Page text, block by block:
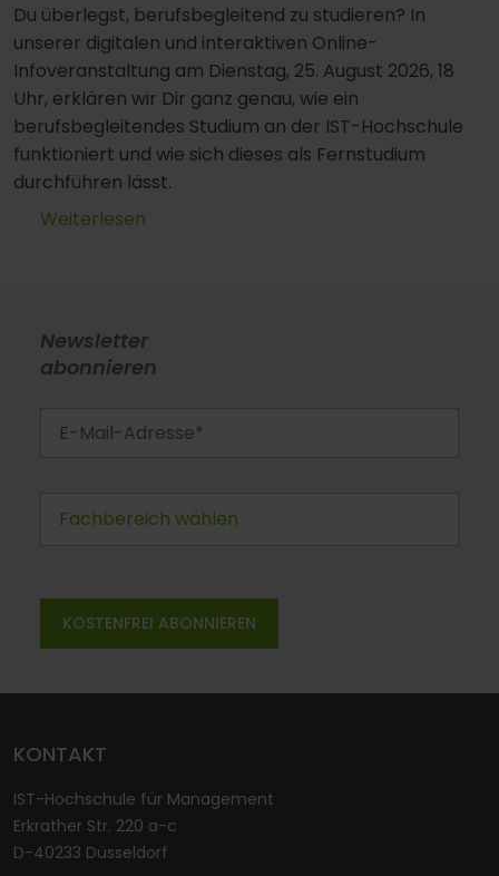
Du überlegst, berufsbegleitend zu studieren? In
unserer digitalen und interaktiven Online-
Infoveranstaltung am Dienstag, 25. August 2026, 18
Uhr, erklären wir Dir ganz genau, wie ein
berufsbegleitendes Studium an der IST-Hochschule
funktioniert und wie sich dieses als Fernstudium
durchführen lässt.
Weiterlesen
Newsletter
abonnieren
KONTAKT
IST-Hochschule für Management
Erkrather Str. 220 a-c
D-40233 Düsseldorf